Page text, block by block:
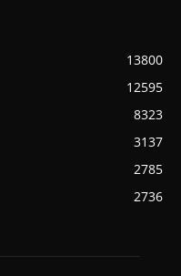
13800
12595
8323
3137
2785
2736